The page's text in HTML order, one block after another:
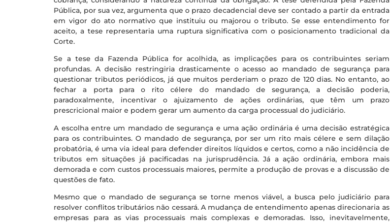
Pública, por sua vez, argumenta que o prazo decadencial deve ser contado a partir da entrada
em vigor do ato normativo que instituiu ou majorou o tributo. Se esse entendimento for
aceito, a tese representaria uma ruptura significativa com o posicionamento tradicional da
Corte.
Se a tese da Fazenda Pública for acolhida, as implicações para os contribuintes seriam
profundas. A decisão restringiria drasticamente o acesso ao mandado de segurança para
questionar tributos periódicos, já que muitos perderiam o prazo de 120 dias. No entanto, ao
fechar a porta para o rito célere do mandado de segurança, a decisão poderia,
paradoxalmente, incentivar o ajuizamento de ações ordinárias, que têm um prazo
prescricional maior e podem gerar um aumento da carga processual do judiciário.
A escolha entre um mandado de segurança e uma ação ordinária é uma decisão estratégica
para os contribuintes. O mandado de segurança, por ser um rito mais célere e sem dilação
probatória, é uma via ideal para defender direitos líquidos e certos, como a não incidência de
tributos em situações já pacificadas na jurisprudência. Já a ação ordinária, embora mais
demorada e com custos processuais maiores, permite a produção de provas e a discussão de
questões de fato.
Mesmo que o mandado de segurança se torne menos viável, a busca pelo judiciário para
resolver conflitos tributários não cessará. A mudança de entendimento apenas direcionaria as
empresas para as vias processuais mais complexas e demoradas. Isso, inevitavelmente,